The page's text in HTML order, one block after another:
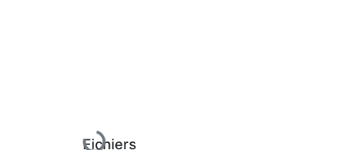
En cours de chargement...
Fichiers